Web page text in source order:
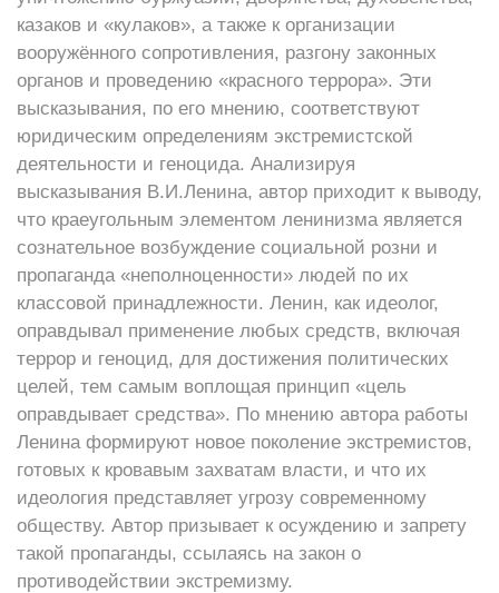
казаков и «кулаков», а также к организации
вооружённого сопротивления, разгону законных
органов и проведению «красного террора». Эти
высказывания, по его мнению, соответствуют
юридическим определениям экстремистской
деятельности и геноцида. Анализируя
высказывания В.И.Ленина, автор приходит к выводу,
что краеугольным элементом ленинизма является
сознательное возбуждение социальной розни и
пропаганда «неполноценности» людей по их
классовой принадлежности. Ленин, как идеолог,
оправдывал применение любых средств, включая
террор и геноцид, для достижения политических
целей, тем самым воплощая принцип «цель
оправдывает средства». По мнению автора работы
Ленина формируют новое поколение экстремистов,
готовых к кровавым захватам власти, и что их
идеология представляет угрозу современному
обществу. Автор призывает к осуждению и запрету
такой пропаганды, ссылаясь на закон о
противодействии экстремизму.